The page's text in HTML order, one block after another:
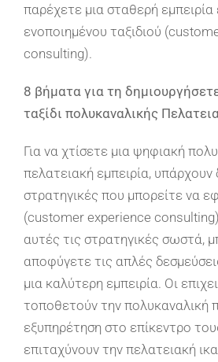
παρέχετε μια σταθερή εμπειρία
ενοποιημένου ταξιδιού
consulting).
8 βήματα για τη
ταξίδι πολυκαναλικής
Για να χτίσετε μια ψηφιακή
πελατειακή εμπειρία, υπάρχουν
στρατηγικές που μπορείτε να
(customer experience
αυτές τις στρατηγικές σωστά,
αποφύγετε τις απλές
μια καλύτερη εμπειρία. Οι
τοποθετούν την πολυκαναλική
εξυπηρέτηση στο επίκεντρο
επιταχύνουν την πελατειακή